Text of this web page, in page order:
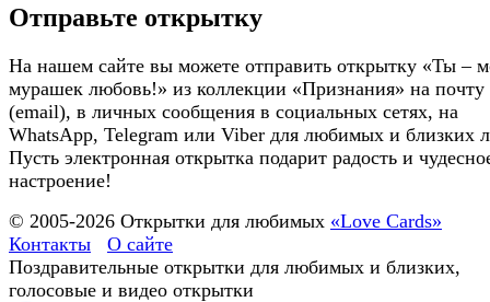
Отправьте открытку
На нашем сайте вы можете отправить открытку «Ты – моя до
мурашек любовь!» из коллекции «Признания» на почту
(email), в личных сообщения в социальных сетях, на
WhatsApp, Telegram или Viber для любимых и близких
Пусть электронная открытка подарит радость и
настроение!
© 2005-2026 Открытки для любимых «Love Cards»
Контакты
О сайте
Поздравительные открытки для любимых и близких,
голосовые и видео открытки